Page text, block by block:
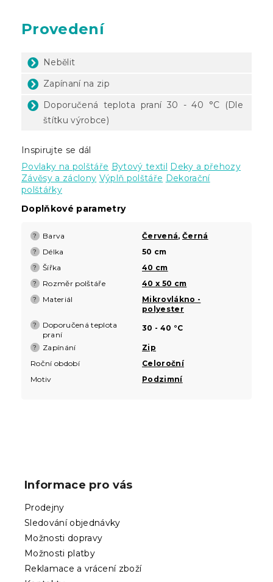
Provedení
Nebělit
Zapínaní na zip
Doporučená teplota praní 30 - 40 °C (Dle
štítku výrobce)
Inspirujte se dál
Povlaky na polštáře Bytový textil Deky a přehozy
Závěsy a záclony Výplň polštáře Dekorační
polštářky
Doplňkové parametry
? Barva Červená,Černá
? Délka 50 cm
? Šířka 40 cm
? Rozměr polštáře 40 x 50 cm
? Materiál
Mikrovlákno -
polyester
?
Doporučená teplota
praní
30 - 40 °C
? Zapínání
Zip
Roční období
Celoroční
Motiv
Podzimní
Informace pro vás
Prodejny
Sledování objednávky
Možnosti dopravy
Možnosti platby
Reklamace a vrácení zboží